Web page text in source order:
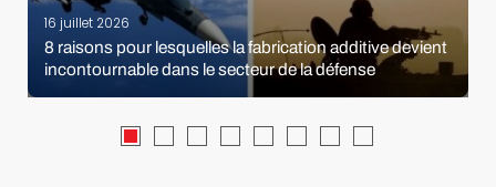
16 juillet 2026
8 raisons pour lesquelles la fabrication additive devient
incontournable dans le secteur de la défense